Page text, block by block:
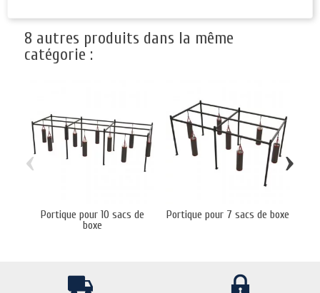
8 autres produits dans la même
catégorie :
Portique pour 10 sacs de
boxe
Portique pour 7 sacs de boxe
‹ ›